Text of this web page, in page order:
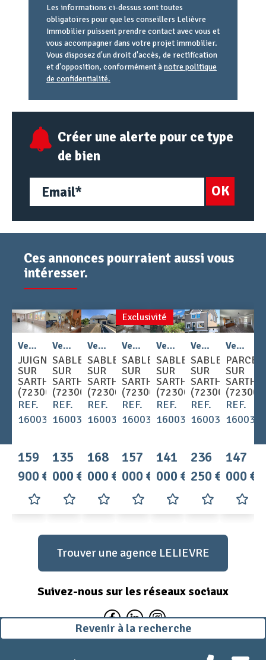
Revenir à la recherche
Les informations ci-dessus sont toutes
obligatoires pour que les conseillers Lelièvre
Immobilier puissent prendre contact avec vous et
vous accompagner dans votre projet immobilier.
Vous disposez d'un droit d'accès, de rectification
et d'opposition, conformément ànotre politique
de confidentialité.
email
URL
Créer une alerte pour ce type
de bien
OK
Ces annonces pourraient aussi vous
intéresser.
Vente - Maison 6 pièces 140 m
JUIGNE
SUR
SARTHE
(72300)
REF.
1600361
159
900 €
Vente - Maison 3 pièces 69 m
SABLE
SUR
SARTHE
(72300)
REF.
1600362CS
135
000 €
Vente - Maison 5 pièces 98 m
SABLE
SUR
SARTHE
(72300)
REF.
1600358CS
168
000 €
Exclusivité
Vente - Maison 5 pièces 142 m
SABLE
SUR
SARTHE
(72300)
REF.
1600350CS
157
000 €
Vente - Maison 5 pièces 113 m
SABLE
SUR
SARTHE
(72300)
REF.
1600320CS
141
000 €
Vente - Maison 8 pièces 163 m
SABLE
SUR
SARTHE
(72300)
REF.
1600364CS
236
250 €
Vente - Maison 5 pièces 95 m
PARCE
SUR
SARTHE
(72300)
REF.
147
000 €
Trouver une agence LELIEVRE
Suivez-nous sur les réseaux sociaux
Plan du site